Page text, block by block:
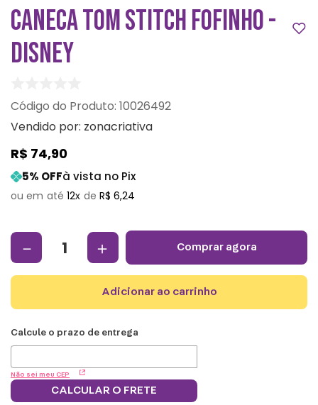
CANECA TOM STITCH FOFINHO -
DISNEY
: 10026492
Vendido por: zonacriativa
R$ 74,90
5% OFFà vista no Pix
12 R$ 6,24
＋
－ comprar agora
adicionar ao carrinho
Não sei meu CEP
CALCULAR O FRETE